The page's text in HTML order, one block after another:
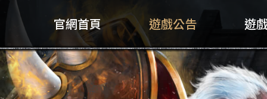
官網首頁 遊戲公告 遊